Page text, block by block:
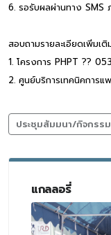
6. รอรับผลผ่านทาง SMS
สอบถามรายละเอียดเพิ่มเ
1. โครงการ PHPT ??
2. ศูนย์บริการเทคนิคการ
ประชุมสัมมนา/กิจกรร
แกลลอรี่